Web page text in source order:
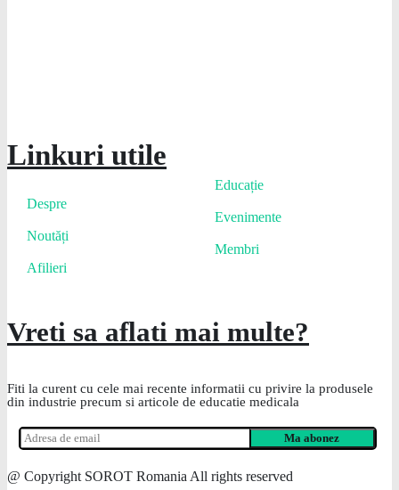
Linkuri utile
Despre
Noutăți
Afilieri
Educație
Evenimente
Membri
Vreti sa aflati mai multe?
Fiti la curent cu cele mai recente informatii cu privire la produsele
din industrie precum si articole de educatie medicala
@ Copyright SOROT Romania All rights reserved